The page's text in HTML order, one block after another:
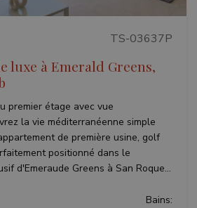
TS-03637P
luxe à Emerald Greens,
premier étage avec vue
la vie méditerranéenne simple
de première usine, golf
positionné dans le
d'Emeraude Greens à San Roque...
Bains: